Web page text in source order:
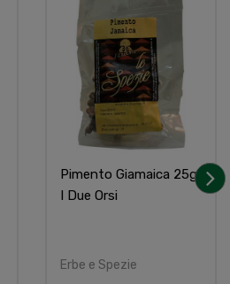
Pimento Giamaica 25g
I Due Orsi
Erbe e Spezie